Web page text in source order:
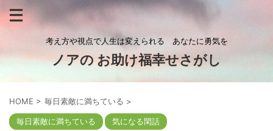
考え方や視点で人生は変えられる あなたに勇気を
ノアの お助け福幸せさがし
HOME > 毎日素敵に満ちている >
毎日素敵に満ちている
気になる閑話